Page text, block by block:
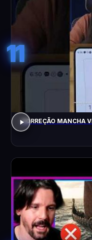
11
CORREÇÃO MANCHA